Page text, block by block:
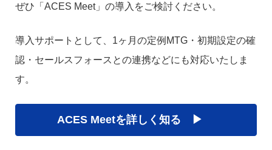
ぜひ「ACES Meet」の導入をご検討ください。
導入サポートとして、1ヶ月の定例MTG・初期設定の確
認・セールスフォースとの連携などにも対応いたしま
す。
ACES Meetを詳しく知る ▶︎